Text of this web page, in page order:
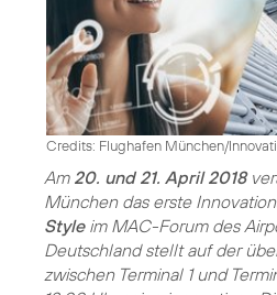
Credits: Flughafen München/
Am 20. und 21. April 2018
München das erste
Styleim MAC-Forum des
Deutschland stellt auf der
zwischen Terminal 1 und